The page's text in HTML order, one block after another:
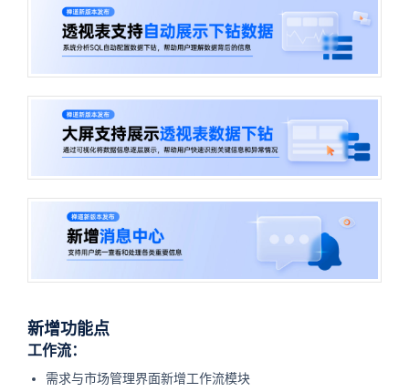
新增功能点
工作流：
需求与市场管理界面新增工作流模块